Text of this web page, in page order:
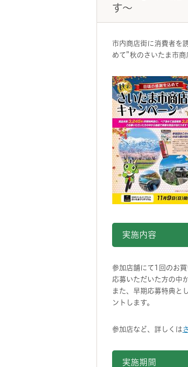
す～
市内商店街に消費者を
めて”秋のさいたま市
実施内容
参加店舗にて1回のお
応募いただいた方の中
また、早期応募特典と
ントします。
参加店など、詳しくは
実施期間